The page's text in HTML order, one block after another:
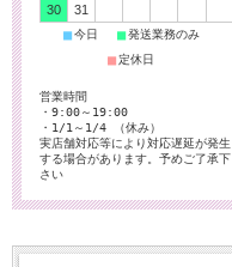
30
31
■今日 ■発送業務のみ
■ 定休日
営業時間
・9:00～19:00
・1/1～1/4 （休み）
実店舗対応等により対応遅延が発生
する場合があります。予めご了承下
さい